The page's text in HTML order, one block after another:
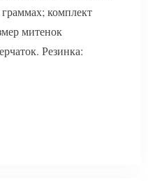
комплект
митенок
Резинка: